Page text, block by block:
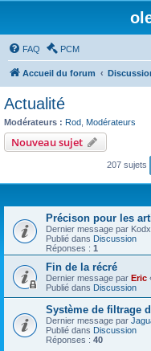
FAQ PCM
Accueil du forum
Actualité
Modérateurs : Rod Modérateurs
Nouveau sujet
207 sujets
Précison pour les
Dernier message par
Publié dans Discussion
Réponses : 1
Fin de la récré
Dernier message par Eric
Publié dans Discussion
Système de filtrage
Dernier message par
Publié dans Discussion
Réponses : 40